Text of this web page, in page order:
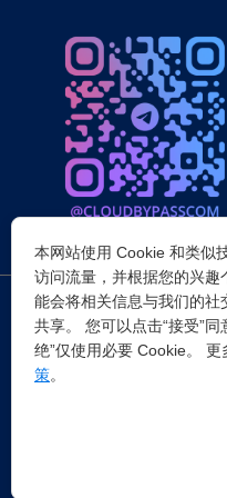
突破所有反Anti-bot机器人检查
证，WAF，CC防护和Cloudflare
包括接口地址、请求参数、返回
会出现不稳定的情况，但您可
香港等境外服务器上使用；二
本网站使用 Cookie 和类似
访问流量，并根据您的兴
能会将相关信息与我们的
共享。 您可以点击“接受”
绝”仅使用必要 Cookie。
策。